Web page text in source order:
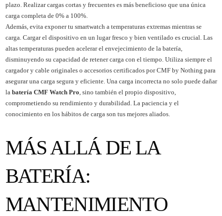
plazo. Realizar cargas cortas y frecuentes es más beneficioso que una única
carga completa de 0% a 100%.
Además, evita exponer tu smartwatch a temperaturas extremas mientras se
carga. Cargar el dispositivo en un lugar fresco y bien ventilado es crucial. Las
altas temperaturas pueden acelerar el envejecimiento de la batería,
disminuyendo su capacidad de retener carga con el tiempo. Utiliza siempre el
cargador y cable originales o accesorios certificados por CMF by Nothing para
asegurar una carga segura y eficiente. Una carga incorrecta no solo puede dañar
la batería CMF Watch Pro , sino también el propio dispositivo,
comprometiendo su rendimiento y durabilidad. La paciencia y el
conocimiento en los hábitos de carga son tus mejores aliados.
MÁS ALLÁ DE LA
BATERÍA:
MANTENIMIENTO